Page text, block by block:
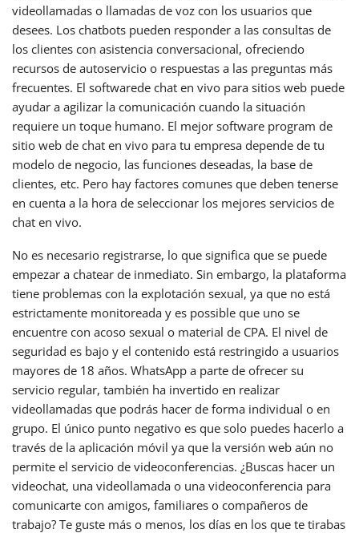
videollamadas o llamadas de voz con los usuarios que
desees. Los chatbots pueden responder a las consultas de
los clientes con asistencia conversacional, ofreciendo
recursos de autoservicio o respuestas a las preguntas más
frecuentes. El softwarede chat en vivo para sitios web puede
ayudar a agilizar la comunicación cuando la situación
requiere un toque humano. El mejor software program de
sitio web de chat en vivo para tu empresa depende de tu
modelo de negocio, las funciones deseadas, la base de
clientes, etc. Pero hay factores comunes que deben tenerse
en cuenta a la hora de seleccionar los mejores servicios de
chat en vivo.
No es necesario registrarse, lo que significa que se puede
empezar a chatear de inmediato. Sin embargo, la plataforma
tiene problemas con la explotación sexual, ya que no está
estrictamente monitoreada y es possible que uno se
encuentre con acoso sexual o material de CPA. El nivel de
seguridad es bajo y el contenido está restringido a usuarios
mayores de 18 años. WhatsApp a parte de ofrecer su
servicio regular, también ha invertido en realizar
videollamadas que podrás hacer de forma individual o en
grupo. El único punto negativo es que solo puedes hacerlo a
través de la aplicación móvil ya que la versión web aún no
permite el servicio de videoconferencias. ¿Buscas hacer un
videochat, una videollamada o una videoconferencia para
comunicarte con amigos, familiares o compañeros de
trabajo? Te guste más o menos, los días en los que te tirabas